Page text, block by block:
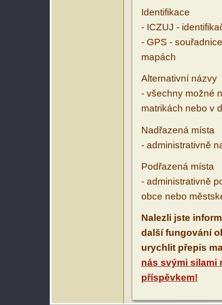
Identifikace
- ICZUJ -
- GPS -
mapách
Alternativní názvy
- všechny možné
matrikách nebo v
Nadřazená místa
- administrativně
Podřazená místa
- administrativně
obce nebo
Nalezli jste
další fungování
urychlit přepis
nás svými silami
příspěvkem!